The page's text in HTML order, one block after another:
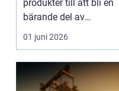
produkter till att bli en
bärande del av
varumärket, log...
01 juni 2026